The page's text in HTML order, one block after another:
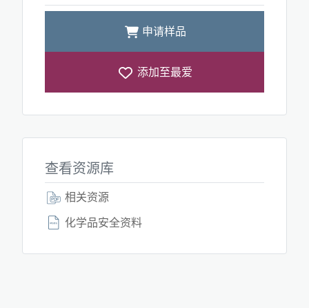
申请样品
添加至最爱
查看资源库
相关资源
化学品安全资料